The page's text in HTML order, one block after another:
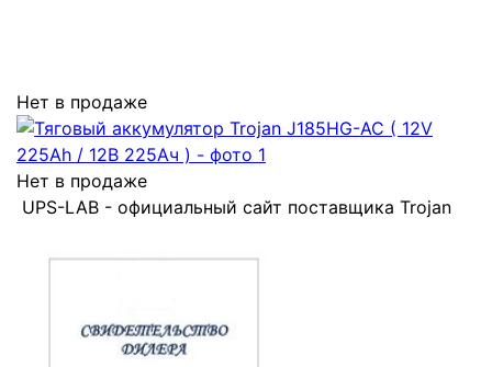
Нет в продаже
Нет в продаже
UPS-LAB - официальный сайт поставщика Trojan